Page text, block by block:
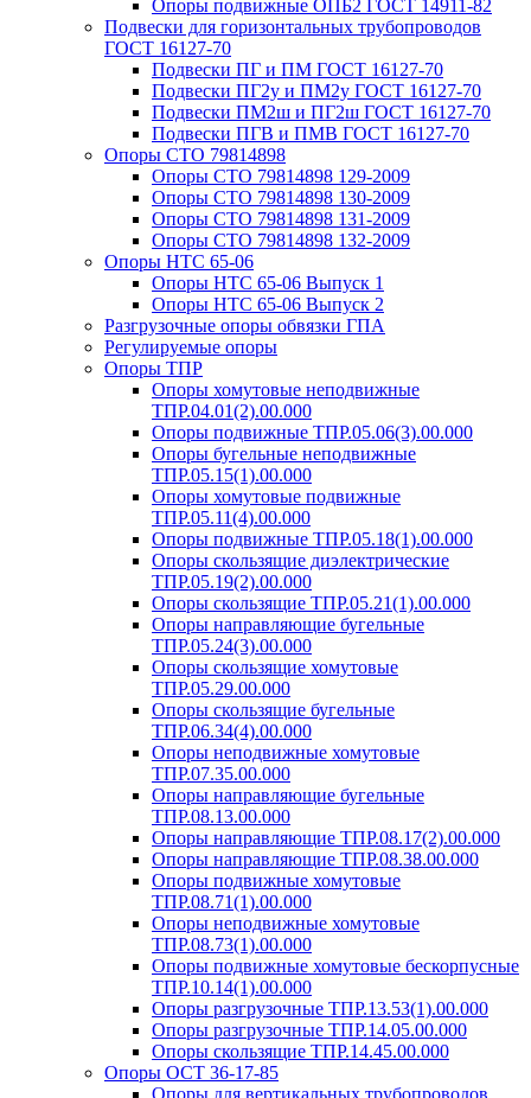
Опоры подвижные ОПБ2 ГОСТ 14911-82
Подвески для горизонтальных трубопроводов
ГОСТ 16127-70
Подвески ПГ и ПМ ГОСТ 16127-70
Подвески ПГ2у и ПМ2у ГОСТ 16127-70
Подвески ПМ2ш и ПГ2ш ГОСТ 16127-70
Подвески ПГВ и ПМВ ГОСТ 16127-70
Опоры СТО 79814898
Опоры СТО 79814898 129-2009
Опоры СТО 79814898 130-2009
Опоры СТО 79814898 131-2009
Опоры СТО 79814898 132-2009
Опоры НТС 65-06
Опоры НТС 65-06 Выпуск 1
Опоры НТС 65-06 Выпуск 2
Разгрузочные опоры обвязки ГПА
Регулируемые опоры
Опоры ТПР
Опоры хомутовые неподвижные
ТПР.04.01(2).00.000
Опоры подвижные ТПР.05.06(3).00.000
Опоры бугельные неподвижные
ТПР.05.15(1).00.000
Опоры хомутовые подвижные
ТПР.05.11(4).00.000
Опоры подвижные ТПР.05.18(1).00.000
Опоры скользящие диэлектрические
ТПР.05.19(2).00.000
Опоры скользящие ТПР.05.21(1).00.000
Опоры направляющие бугельные
ТПР.05.24(3).00.000
Опоры скользящие хомутовые
ТПР.05.29.00.000
Опоры скользящие бугельные
ТПР.06.34(4).00.000
Опоры неподвижные хомутовые
ТПР.07.35.00.000
Опоры направляющие бугельные
ТПР.08.13.00.000
Опоры направляющие ТПР.08.17(2).00.000
Опоры направляющие ТПР.08.38.00.000
Опоры подвижные хомутовые
ТПР.08.71(1).00.000
Опоры неподвижные хомутовые
ТПР.08.73(1).00.000
Опоры подвижные хомутовые бескорпусные
ТПР.10.14(1).00.000
Опоры разгрузочные ТПР.13.53(1).00.000
Опоры разгрузочные ТПР.14.05.00.000
Опоры скользящие ТПР.14.45.00.000
Опоры ОСТ 36-17-85
Опоры для вертикальных трубопроводов